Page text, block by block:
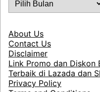
About Us
Contact Us
Disclaimer
Link Promo dan Diskon
Terbaik di Lazada dan
Privacy Policy